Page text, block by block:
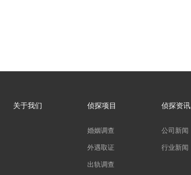
关于我们 侦探项目
婚姻调查
外遇取证
出轨调查
侦探资讯
公司新闻
行业新闻